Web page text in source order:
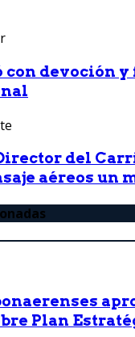
con devoción
del
aéreos un
Plan